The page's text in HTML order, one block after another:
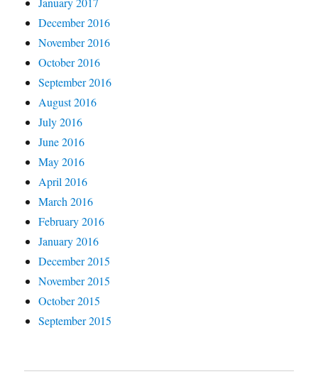
December 2016
November 2016
October 2016
September 2016
August 2016
July 2016
June 2016
May 2016
April 2016
March 2016
February 2016
January 2016
December 2015
November 2015
October 2015
September 2015